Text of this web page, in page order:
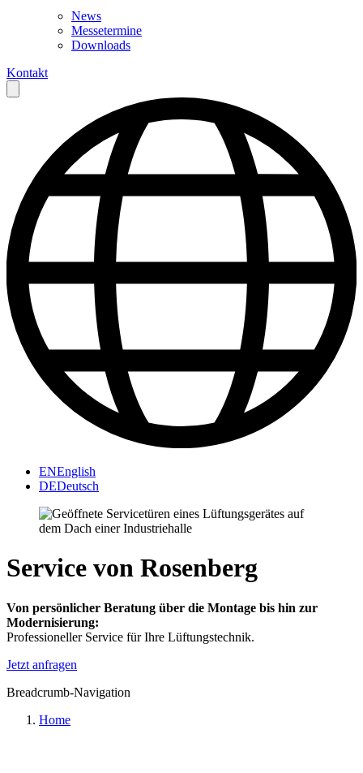
News
Messetermine
Downloads
Kontakt
ENEnglish
DEDeutsch
Service von Rosenberg
Von persönlicher Beratung über die Montage bis hin zur
Modernisierung:
Professioneller Service für Ihre Lüftungstechnik.
Jetzt anfragen
Breadcrumb-Navigation
Home